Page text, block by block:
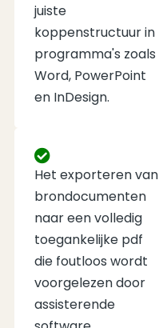
juiste
koppenstructuur in
programma's zoals
Word, PowerPoint
en InDesign.
Het exporteren van
brondocumenten
naar een volledig
toegankelijke pdf
die foutloos wordt
voorgelezen door
assisterende